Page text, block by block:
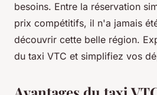
besoins. Entre la réservation
prix compétitifs, il n'a jamais
découvrir cette belle région.
du taxi VTC et simplifiez vos